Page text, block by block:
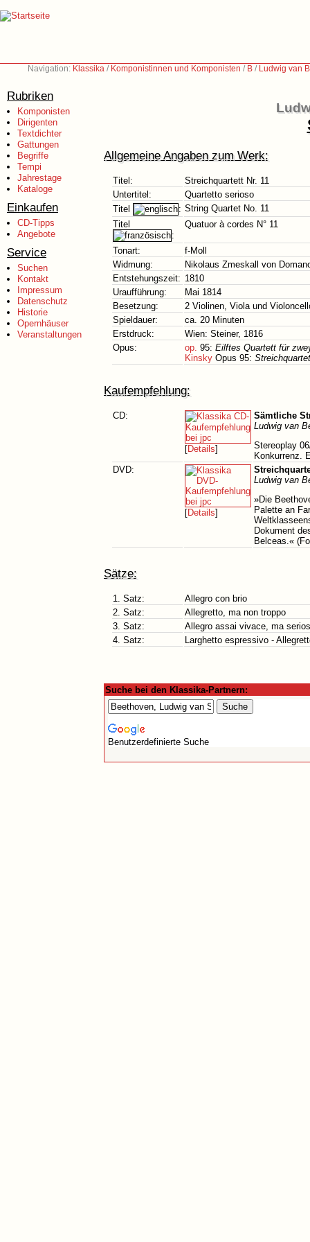
Navigation: Klassika / Komponistinnen und Komponisten / B / Ludwig van
Rubriken
Komponisten
Dirigenten
Textdichter
Gattungen
Begriffe
Tempi
Jahrestage
Kataloge
Einkaufen
CD-Tipps
Angebote
Service
Suchen
Kontakt
Impressum
Datenschutz
Historie
Opernhäuser
Veranstaltungen
Allgemeine Angaben zum Werk:
Titel:
Streichquartett Nr. 11
Untertitel:
Quartetto serioso
Titel
: String Quartet No. 11
Titel
:
Quatuor à cordes N° 11
Tonart:
f-Moll
Widmung:
Nikolaus Zmeskall von
Entstehungszeit: 1810
Uraufführung:
Mai 1814
Besetzung:
2 Violinen, Viola und
Spieldauer:
ca. 20 Minuten
Erstdruck:
Wien: Steiner, 1816
Opus:
op. 95: Eilftes Quartett für
Kinsky Opus 95:
Kaufempfehlung:
CD:
[Details]
Sämtliche
Ludwig van
Stereoplay
Konkurrenz.
DVD:
[Details]
Ludwig van
»Die
Palette an
Dokument
Belceas.«
Sätze:
1. Satz:
Allegro con brio
2. Satz:
Allegretto, ma non troppo
3. Satz:
Allegro assai vivace, ma
4. Satz:
Larghetto espressivo -
Suche bei den Klassika-Partnern:
Benutzerdefinierte Suche